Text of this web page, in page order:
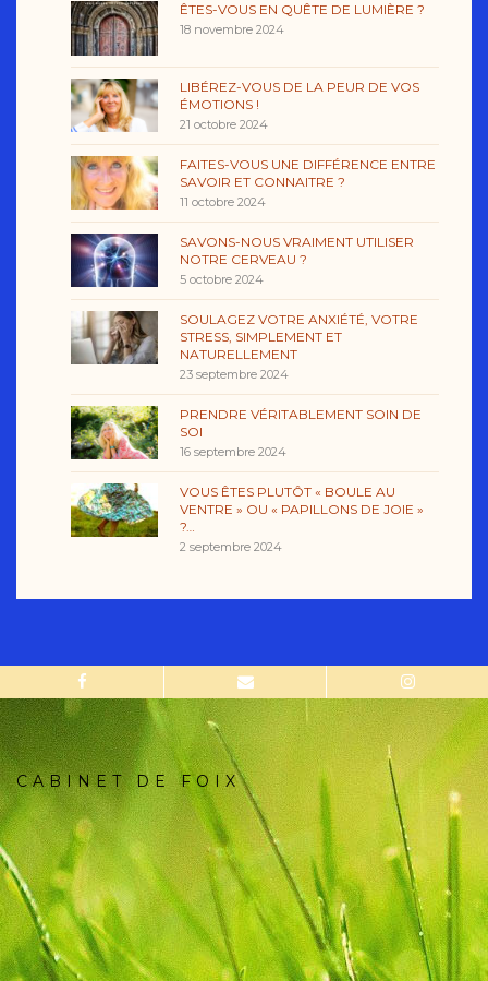
ÊTES-VOUS EN QUÊTE DE LUMIÈRE ?
18 novembre 2024
LIBÉREZ-VOUS DE LA PEUR DE VOS
ÉMOTIONS !
21 octobre 2024
FAITES-VOUS UNE DIFFÉRENCE ENTRE
SAVOIR ET CONNAITRE ?
11 octobre 2024
SAVONS-NOUS VRAIMENT UTILISER
NOTRE CERVEAU ?
5 octobre 2024
SOULAGEZ VOTRE ANXIÉTÉ, VOTRE
STRESS, SIMPLEMENT ET
NATURELLEMENT
23 septembre 2024
PRENDRE VÉRITABLEMENT SOIN DE
SOI
16 septembre 2024
VOUS ÊTES PLUTÔT « BOULE AU
VENTRE » OU « PAPILLONS DE JOIE »
?…
2 septembre 2024
CABINET DE FOIX